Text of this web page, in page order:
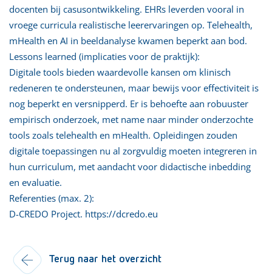
docenten bij casusontwikkeling. EHRs leverden vooral in
vroege curricula realistische leerervaringen op. Telehealth,
mHealth en AI in beeldanalyse kwamen beperkt aan bod.
Lessons learned (implicaties voor de praktijk):
Digitale tools bieden waardevolle kansen om klinisch
redeneren te ondersteunen, maar bewijs voor effectiviteit is
nog beperkt en versnipperd. Er is behoefte aan robuuster
empirisch onderzoek, met name naar minder onderzochte
tools zoals telehealth en mHealth. Opleidingen zouden
digitale toepassingen nu al zorgvuldig moeten integreren in
hun curriculum, met aandacht voor didactische inbedding
en evaluatie.
Referenties (max. 2):
D-CREDO Project. https://dcredo.eu
Terug naar het overzicht